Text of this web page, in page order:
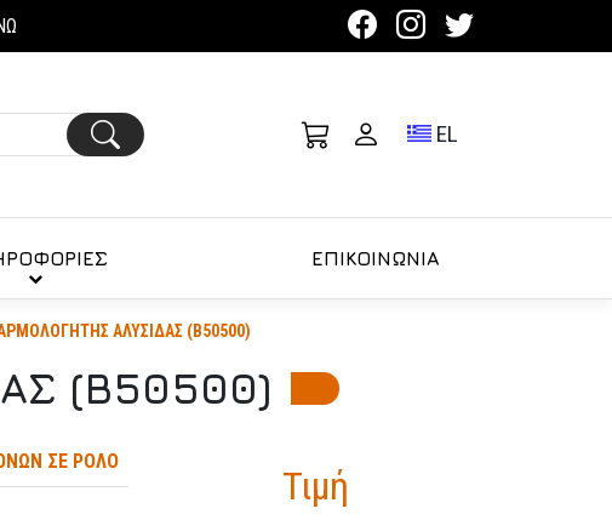
Toggle language
EL
ΕΠΙΚΟΙΝΩΝΙΑ
ΑΛΥΣΙΔΑΣ (B50500)
(B50500)
ΣΕ ΡΟΛΟ
Τιμή